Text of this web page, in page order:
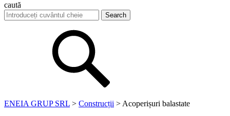
caută
ENEIA GRUP SRL > Construcții > Acoperișuri balastate